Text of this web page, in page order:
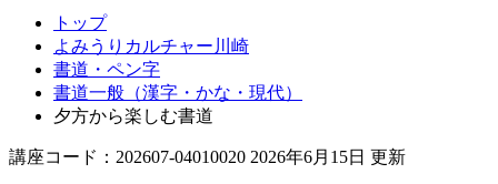
トップ
よみうりカルチャー川崎
書道・ペン字
書道一般（漢字・かな・現代）
夕方から楽しむ書道
講座コード：202607-04010020 2026年6月15日 更新